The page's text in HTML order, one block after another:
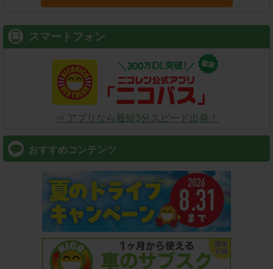
スマートフォン
⇒ アプリなら最短3分スピード出発！
おすすめコンテンツ